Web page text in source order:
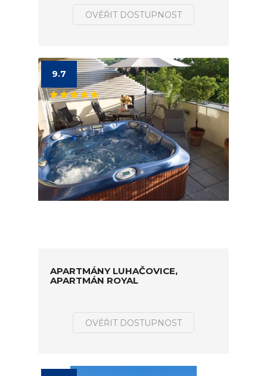
OVĚŘIT DOSTUPNOST
9.7
APARTMÁNY LUHAČOVICE,
APARTMÁN ROYAL
OVĚŘIT DOSTUPNOST